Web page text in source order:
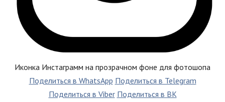
Иконка Инстаграмм на прозрачном фоне для фотошопа
Поделиться в WhatsApp Поделиться в Telegram
Поделиться в Viber Поделиться в ВК